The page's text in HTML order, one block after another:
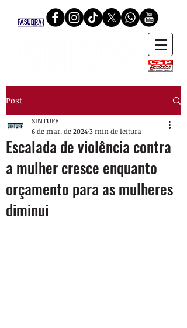
Post
Escalada de violência contra
a mulher cresce enquanto
orçamento para as mulheres
diminui
SINTUFF
6 de mar. de 20243 min de leitura